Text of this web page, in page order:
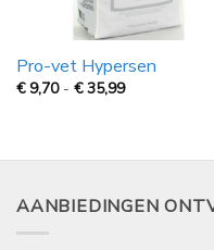
Pro-vet Hypersen
€9,70 - €35,99Prijsklasse:
35,99
AANBIEDINGEN